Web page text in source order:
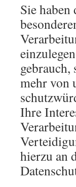
Sie haben
gebrauch,
mehr von
Ihre
hierzu an